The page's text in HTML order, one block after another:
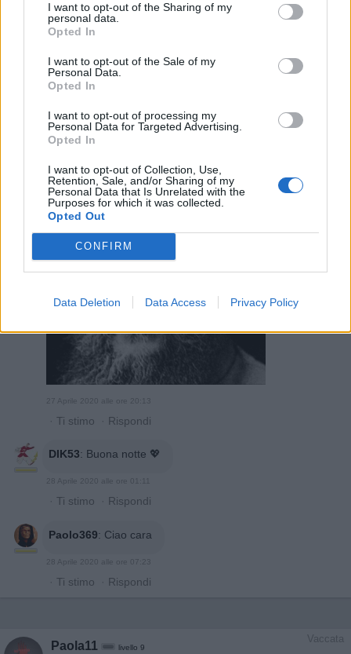
I want to opt-out of the Sharing of my
personal data.
Opted In
I want to opt-out of the Sale of my
Personal Data.
Opted In
I want to opt-out of processing my
Personal Data for Targeted Advertising.
Opted In
I want to opt-out of Collection, Use,
Retention, Sale, and/or Sharing of my
Personal Data that Is Unrelated with the
Purposes for which it was collected.
Opted Out
CONFIRM
Data Deletion Data Access Privacy Policy
Daphne:
27 Aprile 2020 alle ore 19:19
·Ti stimo
Manonsaprei:Avete visto mia zia..per caso è
passata di qua? 😂
·Ti stimo ·Rispondi
Paolo369:
1
27 Aprile 2020 alle ore 20:13
· Ti stimo · Rispondi
DIK53: Buona notte 💖
28 Aprile 2020 alle ore 01:11
· Ti stimo · Rispondi
Paolo369: Ciao cara
28 Aprile 2020 alle ore 07:23
· Ti stimo · Rispondi
Vaccata
Paola11 livello 9